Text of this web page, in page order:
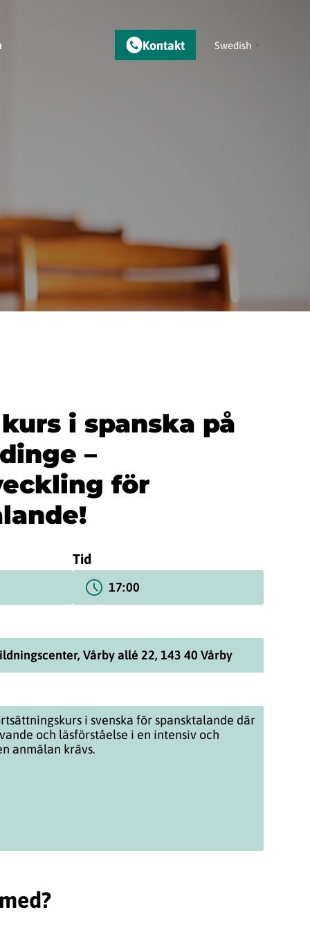
Kontakt Swedish ▼
i spanska på
–
för
Tid
17:00
Vårby allé 22, 143 40 Vårby
i svenska för spansktalande där
och läsförståelse i en intensiv och
anmälan krävs.